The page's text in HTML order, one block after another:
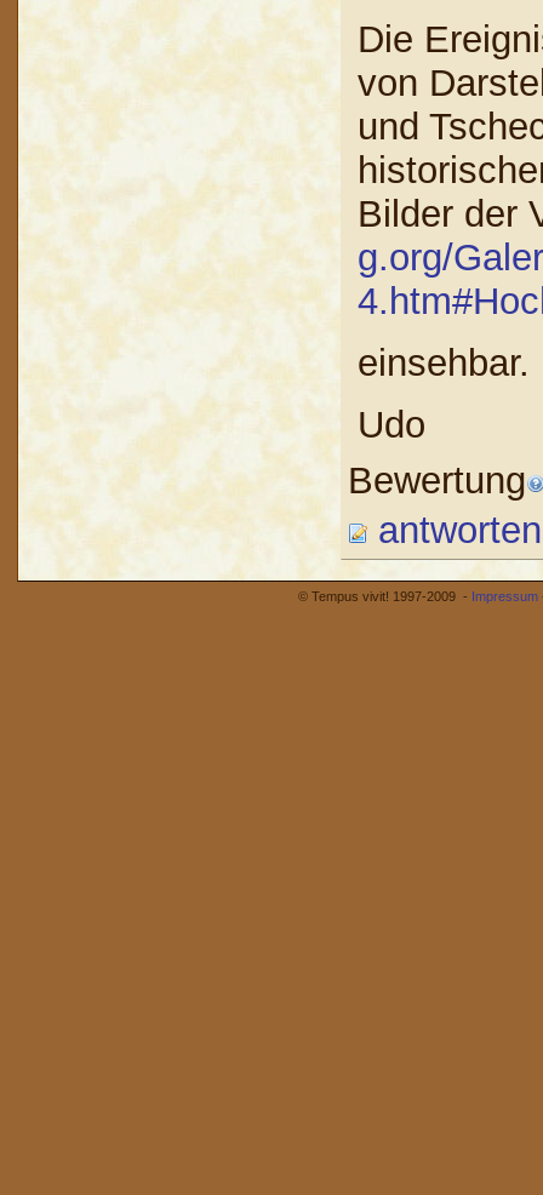
Die
von
und
Bilder der
g.org/
einsehbar.
Udo
Bewertung
antworten
© Tempus vivit! 1997-2009 - Impressum